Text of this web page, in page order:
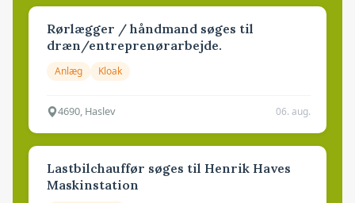
Rørlægger / håndmand søges til
dræn/entreprenørarbejde.
Anlæg Kloak
4690, Haslev 06. aug.
Lastbilchauffør søges til Henrik Haves
Maskinstation